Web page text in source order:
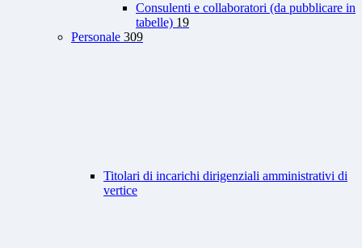
Consulenti e collaboratori (da pubblicare in
tabelle) 19
Personale 309
Titolari di incarichi dirigenziali amministrativi di
vertice